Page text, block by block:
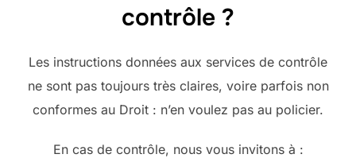
contrôle ?
Les instructions données aux services de contrôle
ne sont pas toujours très claires, voire parfois non
conformes au Droit : n’en voulez pas au policier.
En cas de contrôle, nous vous invitons à :